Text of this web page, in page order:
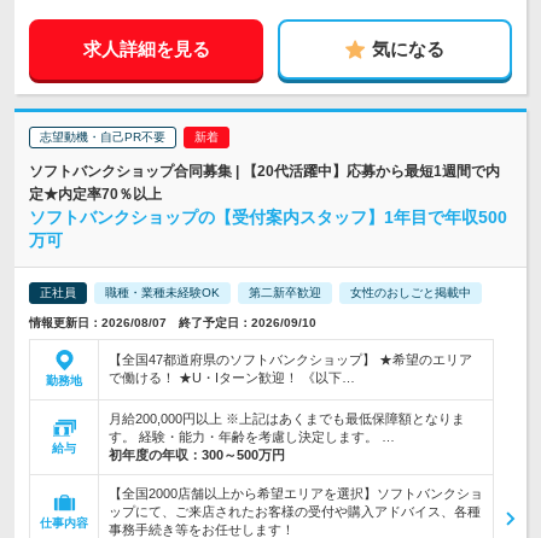
求人詳細を見る 気になる
志望動機・自己PR不要
ソフトバンクショップ合同募集 | 【20代活躍中】応募から最短1週間で内
定★内定率70％以上
ソフトバンクショップの【受付案内スタッフ】1年目で年収500
万可
正社員 職種・業種未経験OK 第二新卒歓迎 女性のおしごと掲載中
情報更新日：2026/08/07 終了予定日：2026/09/10
勤務地
【全国47都道府県のソフトバンクショップ】 ★希望のエリア
で働ける！ ★U・Iターン歓迎！ 《以下…
給与
月給200,000円以上 ※上記はあくまでも最低保障額となりま
す。 経験・能力・年齢を考慮し決定します。 …
初年度の年収： 300～500万円
仕事内容
【全国2000店舗以上から希望エリアを選択】ソフトバンクショ
ップにて、ご来店されたお客様の受付や購入アドバイス、各種
事務手続き等をお任せします！